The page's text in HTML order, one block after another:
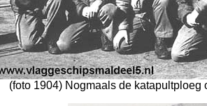
(foto 1904) Nogmaals de katapultploeg